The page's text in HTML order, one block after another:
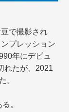
で撮影され
プレッション
年にデビュ
れたが、2021
。
。